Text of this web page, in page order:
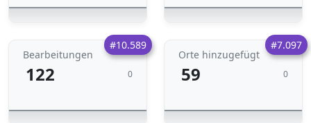
#10.589
Bearbeitungen
122 0
#7.097
Orte hinzugefügt
59 0